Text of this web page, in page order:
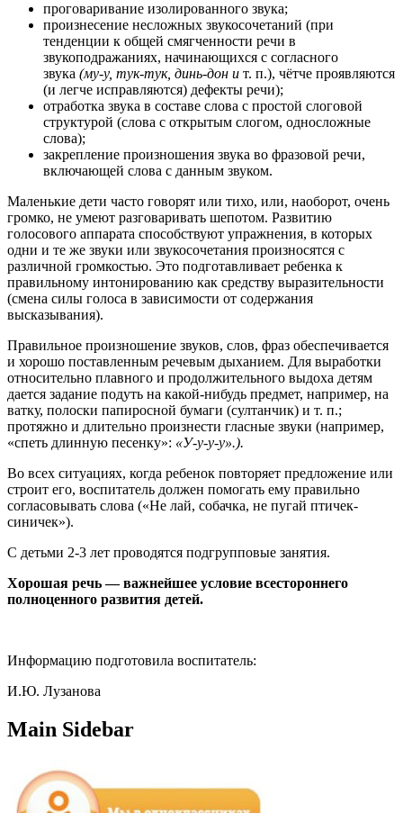
проговаривание изолированного звука;
произнесение несложных звукосочетаний (при
тенденции к общей смягченности речи в
звукоподражаниях, начинающихся с согласного
звука (му-у, тук-тук, динь-дон и т. п.), чётче проявляются
(и легче исправляются) дефекты речи);
отработка звука в составе слова с простой слоговой
структурой (слова с открытым слогом, односложные
слова);
закрепление произношения звука во фразовой речи,
включающей слова с данным звуком.
Маленькие дети часто говорят или тихо, или, наоборот, очень
громко, не умеют разговаривать шепотом. Развитию
голосового аппарата способствуют упражнения, в которых
одни и те же звуки или звукосочетания произносятся с
различной громкостью. Это подготавливает ребенка к
правильному интонированию как средству выразительности
(смена силы голоса в зависимости от содержания
высказывания).
Правильное произношение звуков, слов, фраз обеспечивается
и хорошо поставленным речевым дыханием. Для выработки
относительно плавного и продолжительного выдоха детям
дается задание подуть на какой-нибудь предмет, например, на
ватку, полоски папиросной бумаги (султанчик) и т. п.;
протяжно и длительно произнести гласные звуки (например,
«спеть длинную песенку»: «У-у-у-у».).
Во всех ситуациях, когда ребенок повторяет предложение или
строит его, воспитатель должен помогать ему правильно
согласовывать слова («Не лай, собачка, не пугай птичек-
синичек»).
С детьми 2-3 лет проводятся подгрупповые занятия.
Хорошая речь — важнейшее условие всестороннего
полноценного развития детей.
Информацию подготовила воспитатель:
И.Ю. Лузанова
Main Sidebar